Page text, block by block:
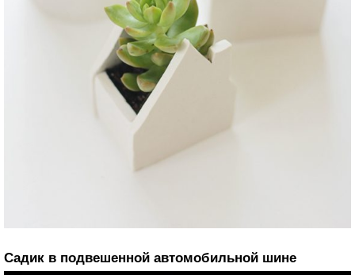
Садик в подвешенной автомобильной шине